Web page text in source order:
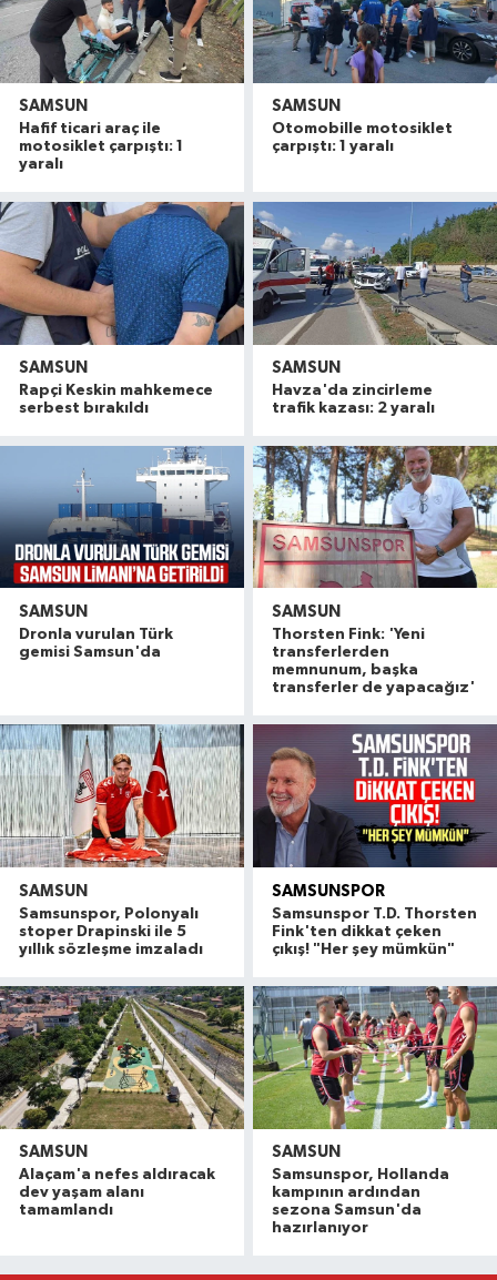
SAMSUN
Hafif ticari araç ile
motosiklet çarpıştı: 1
yaralı
SAMSUN
Otomobille motosiklet
çarpıştı: 1 yaralı
SAMSUN
Rapçi Keskin mahkemece
serbest bırakıldı
SAMSUN
Havza'da zincirleme
trafik kazası: 2 yaralı
SAMSUN
Dronla vurulan Türk
gemisi Samsun'da
SAMSUN
Thorsten Fink: 'Yeni
transferlerden
memnunum, başka
transferler de yapacağız'
SAMSUN
Samsunspor, Polonyalı
stoper Drapinski ile 5
yıllık sözleşme imzaladı
SAMSUNSPOR
Samsunspor T.D. Thorsten
Fink'ten dikkat çeken
çıkış! "Her şey mümkün"
SAMSUN
Alaçam'a nefes aldıracak
dev yaşam alanı
tamamlandı
SAMSUN
Samsunspor, Hollanda
kampının ardından
sezona Samsun'da
hazırlanıyor
19:06 |Hafif ticari araç ile motosiklet çarpıştı: 1 yaralı
17:59 |Otomobille motosiklet çarpıştı: 1 yaralı
Rapçi Keskin mahkemece serbest bırakıldı